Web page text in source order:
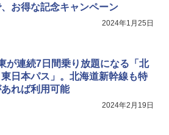
お得な記念キャンペーン
2024年1月25日
が連続7日間乗り放題になる「北
日本パス」。北海道新幹線も特
れば利用可能
2024年2月19日